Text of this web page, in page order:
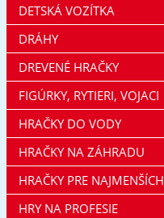
DETSKÁ VOZÍTKA
DRÁHY
DREVENÉ HRAČKY
FIGÚRKY, RYTIERI, VOJACI
HRAČKY DO VODY
HRAČKY NA ZÁHRADU
HRAČKY PRE NAJMENŠÍCH
HRY NA PROFESIE